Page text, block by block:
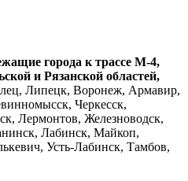
города к трассе М-4,
и Рязанской областей,
Липецк, Воронеж, Армавир,
Черкесск,
Лермонтов, Железноводск,
Лабинск, Майкоп,
Усть-Лабинск, Тамбов,